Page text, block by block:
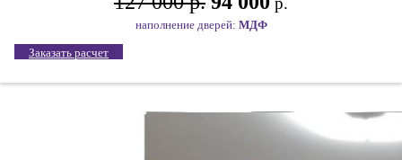
наполнение дверей: МДФ
Заказать расчет